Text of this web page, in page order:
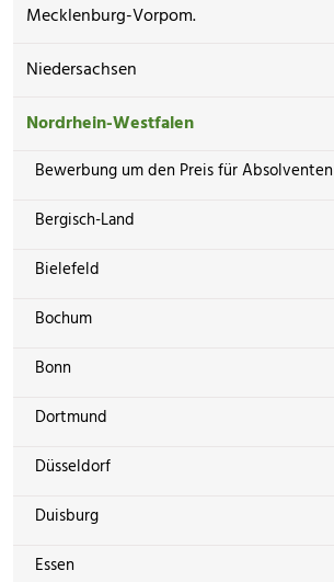
Mecklenburg-Vorpom.
Niedersachsen
Nordrhein-Westfalen
Bewerbung um den Preis für Absolventen
Bergisch-Land
Bielefeld
Bochum
Bonn
Dortmund
Düsseldorf
Duisburg
Essen